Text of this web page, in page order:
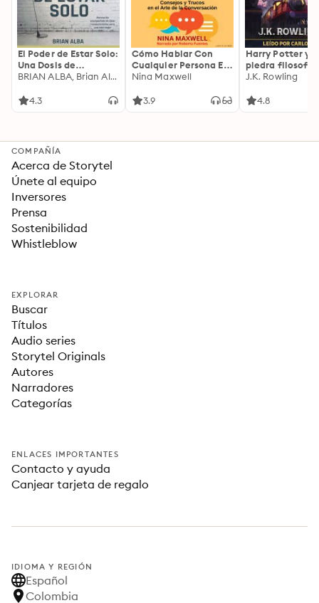
El Poder de Estar Solo:
Una Dosis de
Motivación
Ideas Revolucionarias
BRIAN ALBA, Brian Alba
4.3
Cómo Hablar Con
Cualquier Persona En
Cualquier Lugar Y En
Nina Maxwell
3.9
Harry Potter y
piedra filosofal
J.K. Rowling
4.8
COMPAÑÍA
Acerca de Storytel
Únete al equipo
Inversores
Prensa
Sostenibilidad
Whistleblow
EXPLORAR
Buscar
Títulos
Audio series
Storytel Originals
Autores
Narradores
Categorías
ENLACES IMPORTANTES
Contacto y ayuda
Canjear tarjeta de regalo
IDIOMA Y REGIÓN
Español
Colombia